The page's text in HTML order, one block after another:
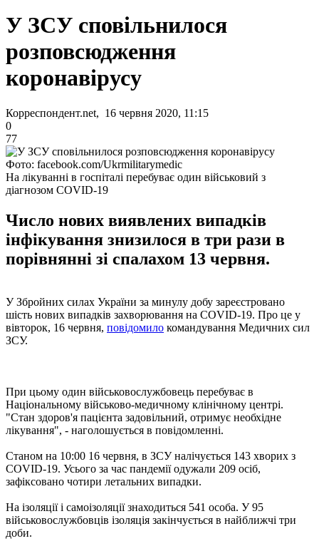
У ЗСУ сповільнилося
розповсюдження
коронавірусу
Корреспондент.net, 16 червня 2020, 11:15
0
77
Фото: facebook.com/Ukrmilitarymedic
На лікуванні в госпіталі перебуває один військовий з
діагнозом COVID-19
Число нових виявлених випадків
інфікування знизилося в три рази в
порівнянні зі спалахом 13 червня.
У Збройних силах України за минулу добу зареєстровано
шість нових випадків захворювання на COVID-19. Про це у
вівторок, 16 червня, повідомило командування Медичних сил
ЗСУ.
При цьому один військовослужбовець перебуває в
Національному військово-медичному клінічному центрі.
"Стан здоров'я пацієнта задовільний, отримує необхідне
лікування", - наголошується в повідомленні.
Станом на 10:00 16 червня, в ЗСУ налічується 143 хворих з
COVID-19. Усього за час пандемії одужали 209 осіб,
зафіксовано чотири летальних випадки.
На ізоляції і самоізоляції знаходиться 541 особа. У 95
військовослужбовців ізоляція закінчується в найближчі три
доби.